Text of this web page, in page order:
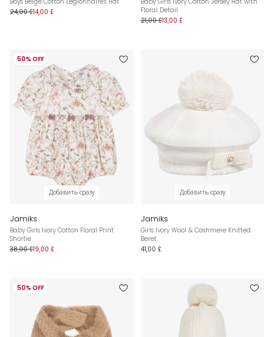
24,00 £14,00 £
Floral Detail
21,00 £13,00 £
50% OFF
Добавить сразу
Jamiks
Baby Girls Ivory Cotton Floral Print
Shortie
38,00 £19,00 £
Добавить сразу
Jamiks
Girls Ivory Wool & Cashmere Knitted
Beret
41,00 £
50% OFF